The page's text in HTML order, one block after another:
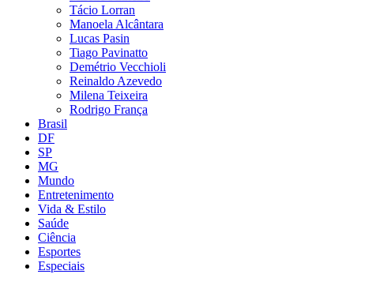
Tácio Lorran
Manoela Alcântara
Lucas Pasin
Tiago Pavinatto
Demétrio Vecchioli
Reinaldo Azevedo
Milena Teixeira
Rodrigo França
Brasil
DF
SP
MG
Mundo
Entretenimento
Vida & Estilo
Saúde
Ciência
Esportes
Especiais